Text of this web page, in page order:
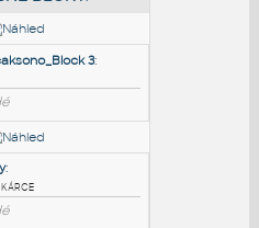
BLOKY